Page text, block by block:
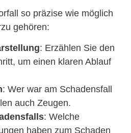
so präzise wie möglich
gehören:
: Erzählen Sie den
um einen klaren Ablauf
: Wer war am Schadensfall
auch Zeugen.
: Welche
haben zum Schaden